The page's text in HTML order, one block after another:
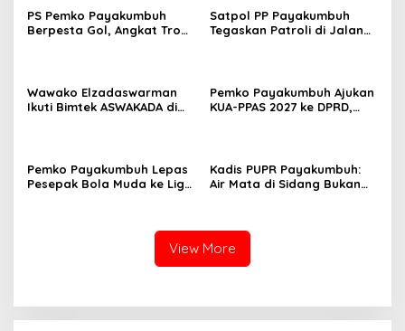
PS Pemko Payakumbuh
Berpesta Gol, Angkat Trofi
Satpol PP Payakumbuh
Tegaskan Patroli di Jalan
Wawako Elzadaswarman
Ikuti Bimtek ASWAKADA di
Pemko Payakumbuh Ajukan
KUA-PPAS 2027 ke DPRD,
Pemko Payakumbuh Lepas
Pesepak Bola Muda ke Liga
Kadis PUPR Payakumbuh:
Air Mata di Sidang Bukan
View More